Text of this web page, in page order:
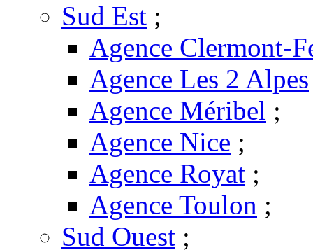
Sud Est ;
Agence Clermont-
Agence Les 2 Alpes
Agence Méribel ;
Agence Nice ;
Agence Royat ;
Agence Toulon ;
Sud Ouest ;